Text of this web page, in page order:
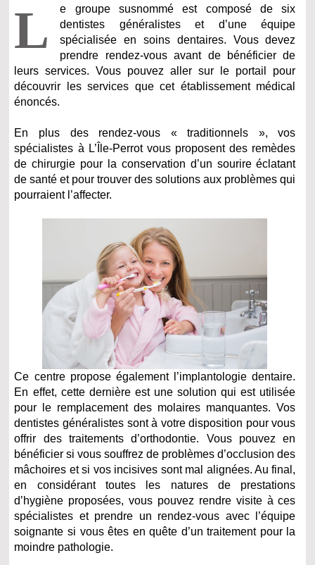
L
e groupe susnommé est composé de six
dentistes généralistes et d’une équipe
spécialisée en soins dentaires. Vous devez
prendre rendez-vous avant de bénéficier de
leurs services. Vous pouvez aller sur le portail pour
découvrir les services que cet établissement médical
énoncés.
En plus des rendez-vous « traditionnels », vos
spécialistes à L’Île-Perrot vous proposent des remèdes
de chirurgie pour la conservation d’un sourire éclatant
de santé et pour trouver des solutions aux problèmes qui
pourraient l’affecter.
Ce centre propose également l’implantologie dentaire.
En effet, cette dernière est une solution qui est utilisée
pour le remplacement des molaires manquantes. Vos
dentistes généralistes sont à votre disposition pour vous
offrir des traitements d’orthodontie. Vous pouvez en
bénéficier si vous souffrez de problèmes d’occlusion des
mâchoires et si vos incisives sont mal alignées. Au final,
en considérant toutes les natures de prestations
d’hygiène proposées, vous pouvez rendre visite à ces
spécialistes et prendre un rendez-vous avec l’équipe
soignante si vous êtes en quête d’un traitement pour la
moindre pathologie.